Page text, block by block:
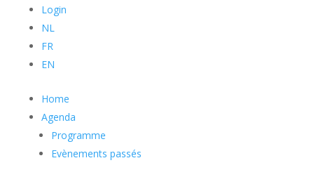
Login
NL
FR
EN
Home
Agenda
Programme
Evènements passés